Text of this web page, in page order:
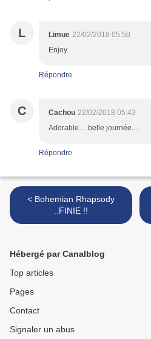
L Limue 22/02/2018 05:50
Enjoy
Répondre
C Cachou 22/02/2018 05:43
Adorable.... belle journée.....
Répondre
< Bohemian Rhapsody
..FINIE !!
Hébergé par Canalblog
Top articles
Pages
Contact
Signaler un abus